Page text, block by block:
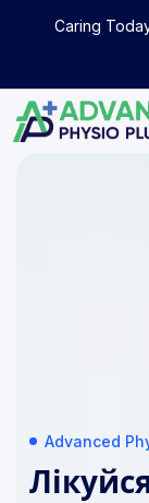
Caring
Advanced
Advanced
Advanced